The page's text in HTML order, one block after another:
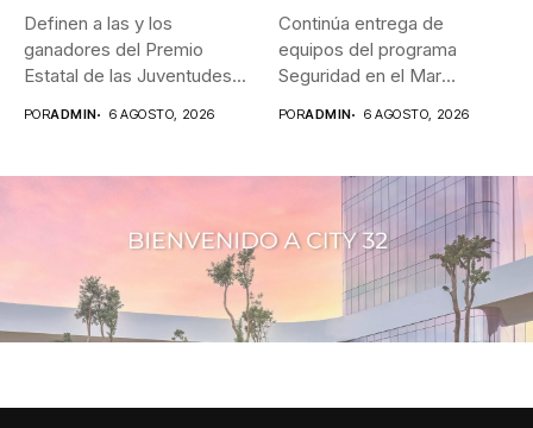
Definen a las y los
ganadores del Premio
Estatal de las Juventudes...
PORADMIN 6 AGOSTO, 2026
Continúa entrega de
equipos del programa
Seguridad en el Mar
PORADMIN 6 AGOSTO, 2026